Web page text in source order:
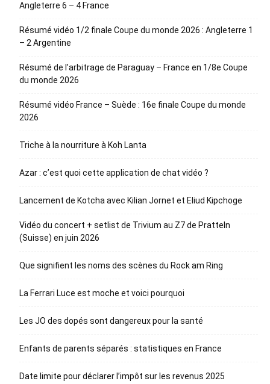
Angleterre 6 – 4 France
Résumé vidéo 1/2 finale Coupe du monde 2026 : Angleterre 1
– 2 Argentine
Résumé de l’arbitrage de Paraguay – France en 1/8e Coupe
du monde 2026
Résumé vidéo France – Suède : 16e finale Coupe du monde
2026
Triche à la nourriture à Koh Lanta
Azar : c’est quoi cette application de chat vidéo ?
Lancement de Kotcha avec Kilian Jornet et Eliud Kipchoge
Vidéo du concert + setlist de Trivium au Z7 de Pratteln
(Suisse) en juin 2026
Que signifient les noms des scènes du Rock am Ring
La Ferrari Luce est moche et voici pourquoi
Les JO des dopés sont dangereux pour la santé
Enfants de parents séparés : statistiques en France
Date limite pour déclarer l’impôt sur les revenus 2025